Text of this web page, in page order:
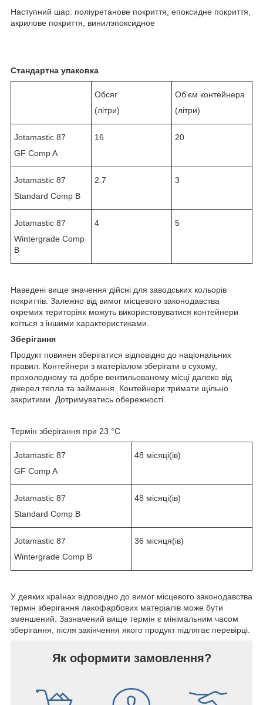
Наступний шар: поліуретанове покриття, епоксидне покриття,
акрилове покриття, винилэпоксидное
Стандартна упаковка
Обсяг
(літри)
Об'єм контейнера
(літри)
Jotamastic 87
GF Comp A
16 20
Jotamastic 87
Standard Comp B
2.7 3
Jotamastic 87
Wintergrade Comp
B
4 5
Наведені вище значення дійсні для заводських кольорів
покриттів. Залежно від вимог місцевого законодавства
окремих територіях можуть використовуватися контейнери
коїться з іншими характеристиками.
Зберігання
Продукт повинен зберігатися відповідно до національних
правил. Контейнери з матеріалом зберігати в сухому,
прохолодному та добре вентильованому місці далеко від
джерел тепла та займання. Контейнери тримати щільно
закритими. Дотримуватись обережності.
Термін зберігання при 23 °C
Jotamastic 87
GF Comp A
48 місяці(ів)
Jotamastic 87
Standard Comp B
48 місяці(ів)
Jotamastic 87
Wintergrade Comp B
36 місяця(ів)
У деяких країнах відповідно до вимог місцевого законодавства
термін зберігання лакофарбових матеріалів може бути
зменшений. Зазначений вище термін є мінімальним часом
зберігання, після закінчення якого продукт підлягає перевірці.
Як оформити замовлення?